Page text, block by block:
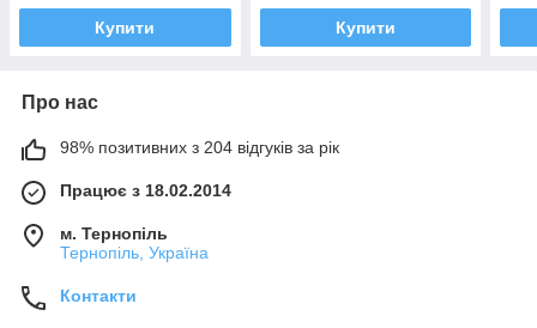
Купити Купити
Про нас
98% позитивних з 204 відгуків за рік
Працює з 18.02.2014
м. Тернопіль
Тернопіль, Україна
Контакти